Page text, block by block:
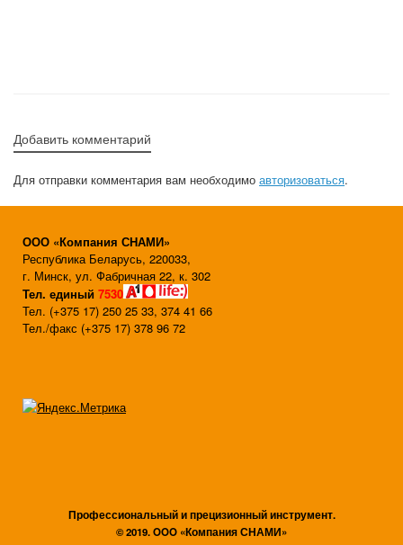
Добавить комментарий
Для отправки комментария вам необходимо авторизоваться.
ООО «Компания СНАМИ»
Республика Беларусь, 220033,
г. Минск, ул. Фабричная 22, к. 302
Тел. единый 7530
Тел. (+375 17) 250 25 33, 374 41 66
Тел./факс (+375 17) 378 96 72
Профессиональный и прецизионный инструмент.
© 2019. OOO «Компания СНАМИ»